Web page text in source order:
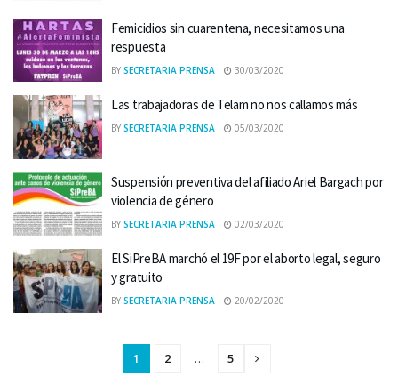
Femicidios sin cuarentena, necesitamos una
respuesta
BY SECRETARIA PRENSA 30/03/2020
Las trabajadoras de Telam no nos callamos más
BY SECRETARIA PRENSA 05/03/2020
Suspensión preventiva del afiliado Ariel Bargach por
violencia de género
BY SECRETARIA PRENSA 02/03/2020
El SiPreBA marchó el 19F por el aborto legal, seguro
y gratuito
BY SECRETARIA PRENSA 20/02/2020
1 2 … 5